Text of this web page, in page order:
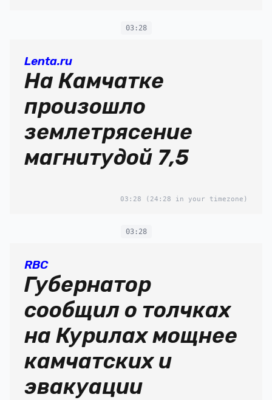
03:28
Lenta.ru
На Камчатке
произошло
землетрясение
магнитудой 7,5
03:28 (24:28 in your timezone)
03:28
RBC
Губернатор
сообщил о толчках
на Курилах мощнее
камчатских и
эвакуации